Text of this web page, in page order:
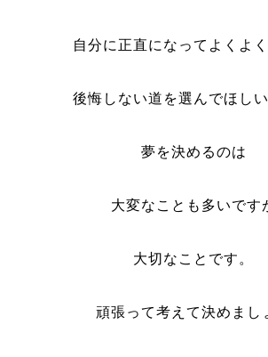
自分に正直になってよくよ
後悔しない道を選んでほしい
夢を決めるのは
大変なことも多いです
大切なことです。
頑張って考えて決めまし